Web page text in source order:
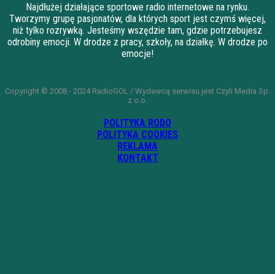
Najdłużej działające sportowe radio internetowe na rynku.
Tworzymy grupę pasjonatów, dla których sport jest czymś więcej,
niż tylko rozrywką. Jesteśmy wszędzie tam, gdzie potrzebujesz
odrobiny emocji. W drodze z pracy, szkoły, na działkę. W drodze po
emocje!
Copyright © 2008 - 2024 RadioGOL / Wydawcą serwisu jest Czyli Media Sp.
z o.o.
POLITYKA RODO
POLITYKA COOKIES
REKLAMA
KONTAKT